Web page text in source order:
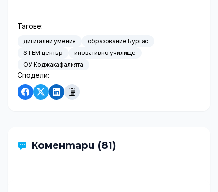
Тагове:
дигитални умения
образование Бургас
STEM център
иновативно училище
ОУ Коджакафалията
Сподели:
Коментари (81)